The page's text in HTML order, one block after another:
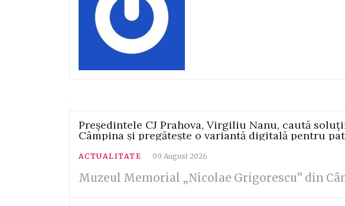
Președintele CJ Prahova, Virgiliu Nanu, caută
Câmpina și pregătește o variantă digitală pentru
ACTUALITATE 09 August 2026
Muzeul Memorial „Nicolae Grigorescu” din